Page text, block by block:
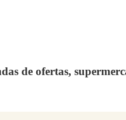
de ofertas,